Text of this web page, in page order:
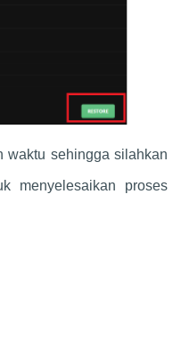
waktu sehingga silahkan
menyelesaikan proses